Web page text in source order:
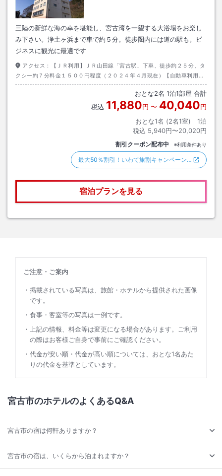
三陸の新鮮な海の幸を堪能し、宮古湾を一望する大浴場をお楽し
み下さい。浄土ヶ浜まで車で約５分。徒歩圏内には道の駅も。ビ
ジネスに観光に最適です
アクセス：
【ＪＲ利用】ＪＲ山田線「宮古駅」下車、徒歩約２５分、タ
クシー約７分料金１５００円程度（２０２４年４月現在）【自動車利用】
東北自動車道「盛岡南I．C」より国道１０６号線。目標物：ローソン鍬ヶ
おとな2名 1泊1部屋 合計
税込 11,880円 〜 40,040円
おとな1名 (2名1室)｜ 1泊
税込 5,940円〜20,020円
割引クーポン配布中 ※利用条件あり
最大50％割引！いわて旅割キャンペーン…
宿泊プランを見る
ご注意・ご案内
掲載されている写真は、旅館・ホテルから提供された画像
です。
食事・客室等の写真は一例です。
上記の情報、料金等は変更になる場合があります。ご利用
の際はお客様ご自身で事前にご確認ください。
代金が安い順・代金が高い順については、おとな1名あた
りの代金を基準としています。
宮古市のホテルのよくあるQ&A
宮古市の宿は何軒ありますか？
宮古市の宿は、いくらから泊まれますか？